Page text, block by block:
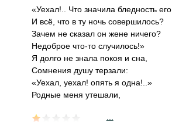
«Уехал!.. Что значила бледность его
И всё, что в ту ночь совершилось?
Зачем не сказал он жене ничего?
Недоброе что-то случилось!»
Я долго не знала покоя и сна,
Сомнения душу терзали:
«Уехал, уехал! опять я одна!..»
Родные меня утешали,